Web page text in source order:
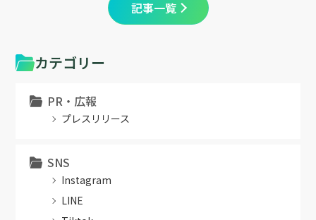
記事一覧
カテゴリー
PR・広報
プレスリリース
SNS
Instagram
LINE